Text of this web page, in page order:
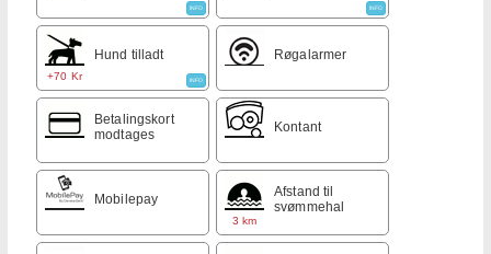
INFO INFO
+70 Kr
Hund tilladt
INFO
Røgalarmer
Betalingskort
modtages
Kontant
Mobilepay
3 km
Afstand til
svømmehal